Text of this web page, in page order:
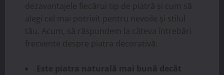
dezavantajele fiecărui tip de piatră și cum să
alegi cel mai potrivit pentru nevoile și stilul
tău. Acum, să răspundem la câteva întrebări
frecvente despre piatra decorativă:
Este piatra naturală mai bună decât